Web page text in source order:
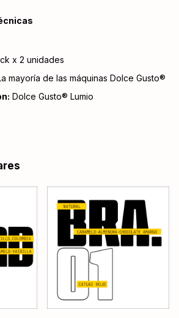
x 2 unidades
mayoría de las máquinas Dolce Gusto®
Dolce Gusto® Lumio